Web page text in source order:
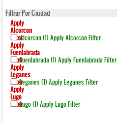
Filtrar Por Ciudad
Apply
Alcorcon
FilterAlcorcon (1) Apply Alcorcon Filter
Apply
Fuenlabrada
FilterFuenlabrada (1) Apply Fuenlabrada Filter
Apply
Leganes
FilterLeganes (1) Apply Leganes Filter
Apply
Lugo
FilterLugo (1) Apply Lugo Filter